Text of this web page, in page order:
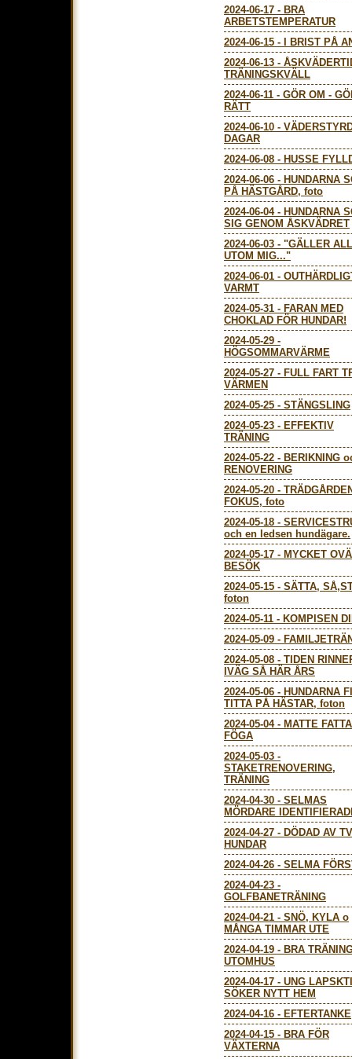
2024-06-17 - BRA
ARBETSTEMPERATUR
2024-06-15 -
I BRIST PÅ
2024-06-13 -
TRÄNINGSKVÄLL
2024-06-11 - GÖR OM -
RÄTT
2024-06-10 -
DAGAR
2024-06-08 - HUSSE
2024-06-06 - HUNDARNA
PÅ HÄSTGÅRD, foto
2024-06-04- HUNDARNA
SIG GENOM ÅSKVÄDRET
2024-06-03 - "GÄLLER
UTOM MIG..."
2024-06-01 -
VARMT
2024-05-31 - FARAN MED
CHOKLAD FÖR HUNDAR!
2024-05-29 -
HÖGSOMMARVÄRME
2024-05-27 - FULL FART
VÄRMEN
2024-05-25 - STÄNGSLING
2024-05-23 - EFFEKTIV
TRÄNING
2024-05-22 - BERIKNING
RENOVERING
2024-05-20 -
FOKUS, foto
2024-05-18 -
och en ledsen hundägare.
2024-05-17 - MYCKET
BESÖK
2024-05-15 - SÄTTA,
foton
2024-05-11 - KOMPISEN
2024-05-09 -
2024-05-08 - TIDEN
IVÄG SÅ HÄR ÅRS
2024-05-06 - HUNDARNA
TITTA PÅ HÄSTAR, foton
2024-05-04- MATTE
FÖGA
2024-05-03 -
STAKETRENOVERING,
TRÄNING
2024-04-30 - SELMAS
MÖRDARE
2024-04-27 - DÖDAD AV
HUNDAR
2024-04-26 - SELMA
2024-04-23 -
GOLFBANETRÄNING
2024-04-21 - SNÖ, KYLA o
MÅNGA TIMMAR UTE
2024-04-19 - BRA
UTOMHUS
2024-04-17 - UNG
SÖKER NYTT HEM
2024-04-16 - EFTERTANKE
2024-04-15 - BRA FÖR
VÄXTERNA